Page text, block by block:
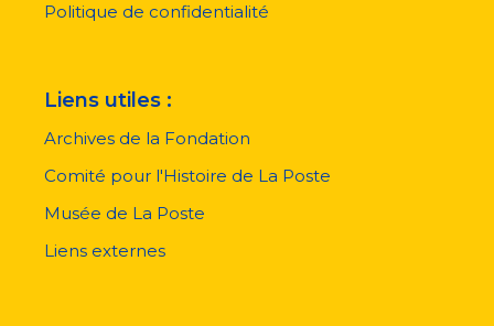
Politique de confidentialité
Liens utiles :
Archives de la Fondation
Comité pour l'Histoire de La Poste
Musée de La Poste
Liens externes